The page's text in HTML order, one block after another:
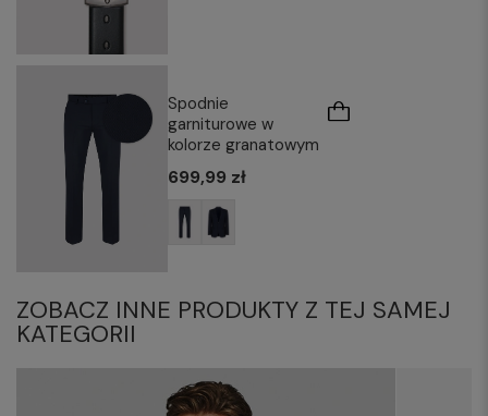
Spodnie
garniturowe w
kolorze granatowym
699,99 zł
ZOBACZ INNE PRODUKTY Z TEJ SAMEJ
KATEGORII